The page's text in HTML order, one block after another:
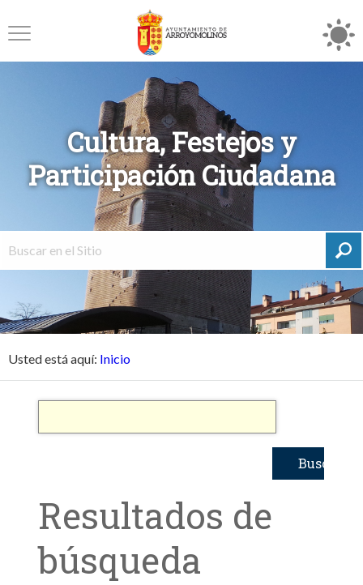
Cultura, Festejos y
Participación Ciudadana
Usted está aquí: Inicio
Resultados de
búsqueda